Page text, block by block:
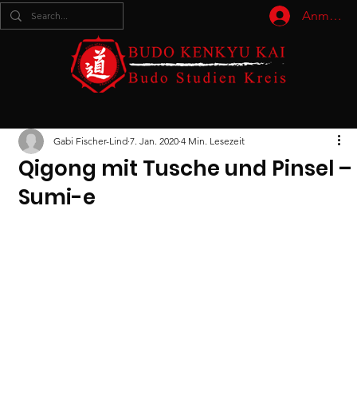
Qigong mit Tusche und Pinsel –
Sumi-e
Gabi Fischer-Lind 7. Jan. 2020 4 Min. Lesezeit